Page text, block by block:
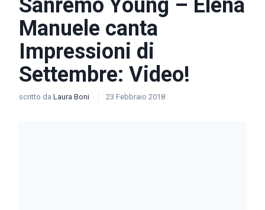
Sanremo Young – Elena
Manuele canta
Impressioni di
Settembre: Video!
scritto da Laura Boni 23 Febbraio 2018